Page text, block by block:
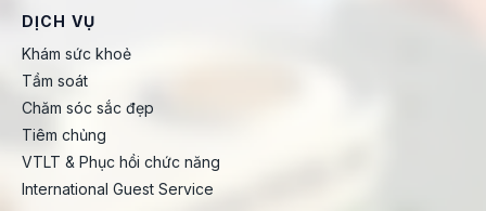
DỊCH VỤ
Khám sức khoẻ
Tầm soát
Chăm sóc sắc đẹp
Tiêm chủng
VTLT & Phục hồi chức năng
International Guest Service